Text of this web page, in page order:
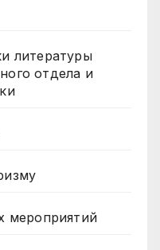
литературы
отдела и
мероприятий